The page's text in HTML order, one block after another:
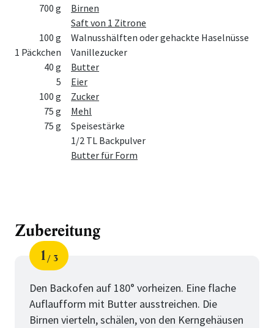
MengeZutat
700 g
Birnen
Saft von 1 Zitrone
100 g
Walnusshälften oder gehackte Haselnüsse
1 Päckchen
Vanillezucker
40 g
Butter
5
Eier
100 g
Zucker
75 g
Mehl
75 g
Speisestärke
1/2 TL Backpulver
Butter für Form
Zubereitung
Schritt
1
von
3
Den Backofen auf 180° vorheizen. Eine flache
Auflaufform mit Butter ausstreichen. Die
Birnen vierteln, schälen, von den Kerngehäusen